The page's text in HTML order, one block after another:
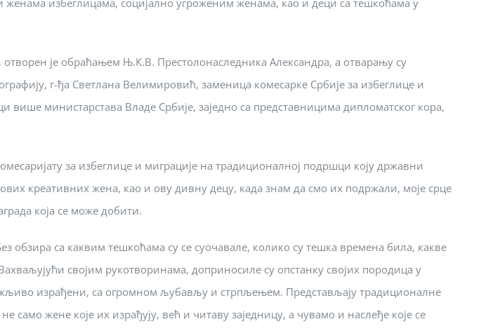
избеглицама, социјално угроженим женама, као и деци са тешкоћама у
је обраћањем Њ.К.В. Престолонаследника Александра, а отварању су
г-ђа Светлана Велимировић, заменица комесарке Србије за избеглице и
министарстава Владе Србије, заједно са представницима дипломатског кора,
за избеглице и миграције на традиционалној подршци коју државни
креативних жена, као и ову дивну децу, када знам да смо их подржали, моје срце
која се може добити.
обзира са каквим тешкоћама су се суочавале, колико су тешка времена била, какве
својим рукотворинама, доприносиле су опстанку својих породица у
израђени, са огромном љубављу и стрпљењем. Представљају традиционалне
жене које их израђују, већ и читаву заједницу, а чувамо и наслеђе које се